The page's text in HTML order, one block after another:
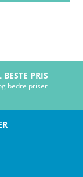
PRIS
bedre priser